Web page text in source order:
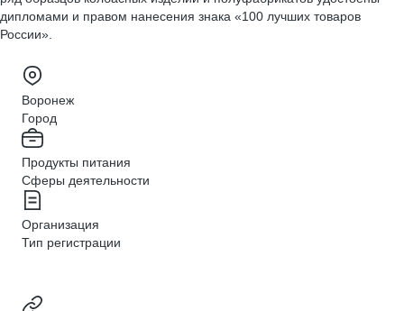
дипломами и правом нанесения знака «100 лучших товаров
России».
Воронеж
Город
Продукты питания
Сферы деятельности
Организация
Тип регистрации